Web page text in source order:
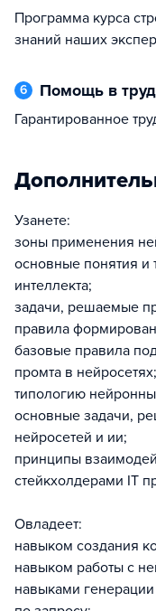
Программа курса строиться на 90% из практических
знаний наших
6 Помощь в
Гарантированное
Узанете:
зоны применения
основные понятия и
интеллекта;
задачи, решаемые
правила
базовые правила
промта в нейросетях;
типологию
основные задачи,
нейросетей и ии;
принципы
стейкхолдерами IT
Овладеет:
навыком создания
навыком работы с
навыками